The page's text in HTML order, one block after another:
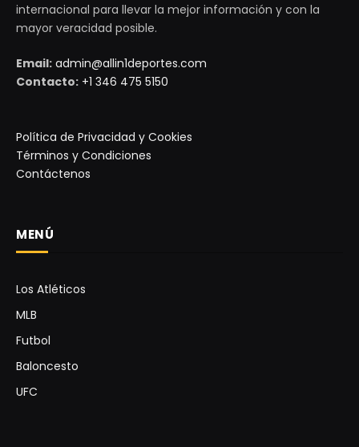
internacional para llevar la mejor información y con la
mayor veracidad posible.
Email: admin@allin1deportes.com
Contacto: +1 346 475 5150
Política de Privacidad y Cookies
Términos y Condiciones
Contáctenos
MENÚ
Los Atléticos
MLB
Futbol
Baloncesto
UFC